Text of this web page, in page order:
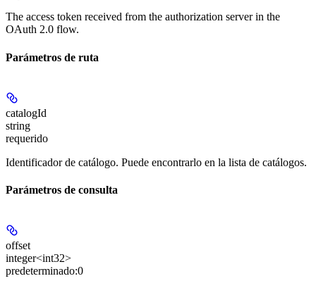
The access token received from the authorization server in the
OAuth 2.0 flow.
Parámetros de ruta
catalogId
string
requerido
Identificador de catálogo. Puede encontrarlo en la lista de catálogos.
Parámetros de consulta
offset
integer<int32>
predeterminado:0